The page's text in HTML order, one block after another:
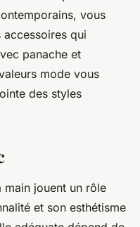
vous
qui
panache et
mode vous
des styles
main jouent un rôle
et son esthétisme